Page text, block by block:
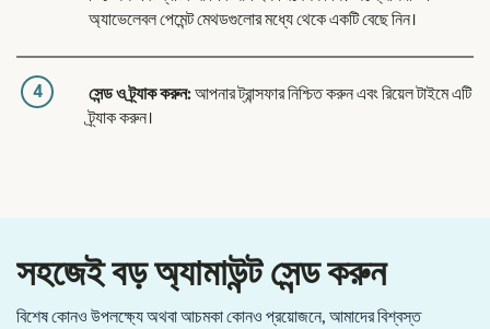
অ্যাভেলেবল পেমেন্ট মেথডগুলোর মধ্যে থেকে একটি বেছে নিন।
4 সেন্ড ও ট্র্যাক করুন:আপনার ট্রান্সফার নিশ্চিত করুন এবং রিয়েল টাইমে এটি
ট্র্যাক করুন।
সহজেই বড় অ্যামাউন্ট সেন্ড করুন
বিশেষ কোনও উপলক্ষ্যে অথবা আচমকা কোনও প্রয়োজনে, আমাদের বিশ্বস্ত